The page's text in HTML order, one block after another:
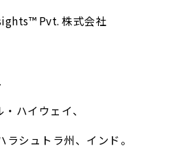
Pvt. 株式会社
ハイウェイ、
シュトラ州、インド。